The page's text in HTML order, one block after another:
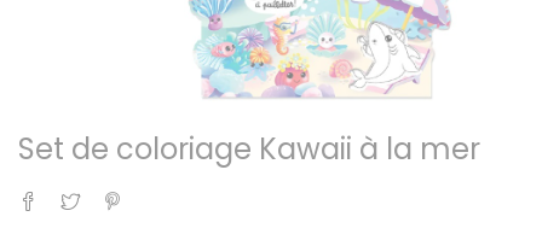
Set de coloriage Kawaii à la mer
Partager
Tweet